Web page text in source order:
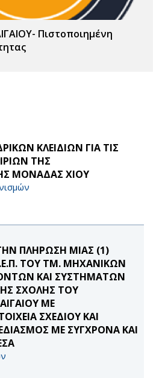
Πιστοποιημένη
ΚΛΕΙΔΙΩΝ ΓΙΑ ΤΙΣ
ΤΗΣ
ΜΟΝΑΔΑΣ ΧΙΟΥ
ΠΛΗΡΩΣΗ ΜΙΑΣ (1)
ΤΟΥ ΤΜ. ΜΗΧΑΝΙΚΩΝ
ΚΑΙ ΣΥΣΤΗΜΑΤΩΝ
ΣΧΟΛΗΣ ΤΟΥ
ΜΕ
ΣΧΕΔΙΟΥ ΚΑΙ
ΜΕ ΣΥΓΧΡΟΝΑ ΚΑΙ